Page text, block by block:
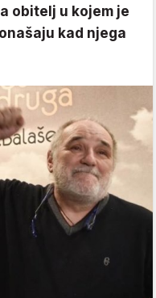
obitelj u kojem je
kad njega